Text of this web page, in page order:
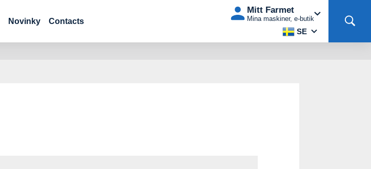
Novinky
Contacts
SE
Mitt Farmet
Mina maskiner, e-butik